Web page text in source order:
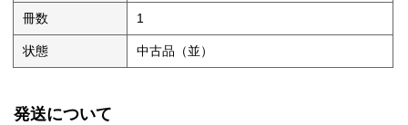
冊数 1
状態 中古品（並）
発送について